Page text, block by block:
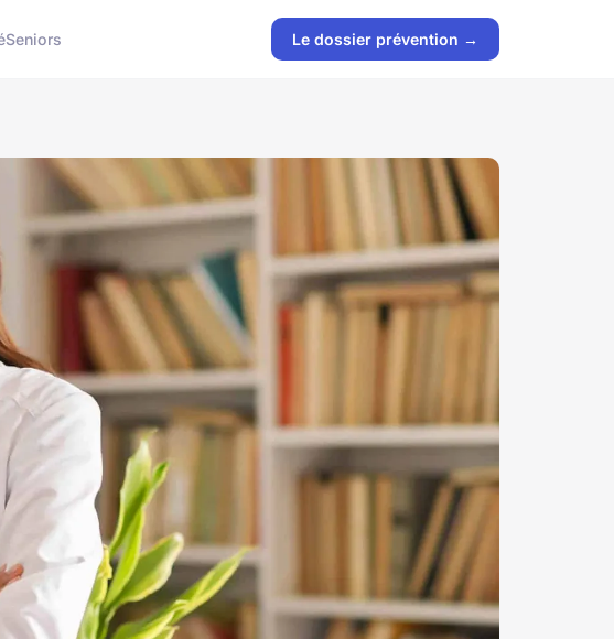
Seniors Le dossier prévention →